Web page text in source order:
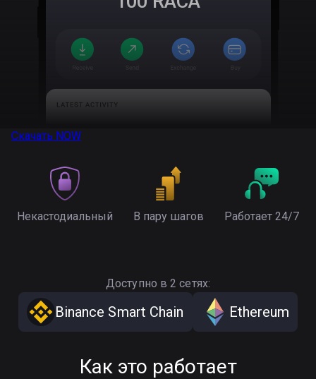
Скачать NOW
Некастодиальный В пару шагов Работает 24/7
Доступно в 2 сетях:
Binance Smart Chain Ethereum
Как это работает